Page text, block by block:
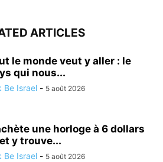
ARTICLES
le monde veut y aller : le
qui nous...
Be Israel - 5 août 2026
une horloge à 6 dollars
y trouve...
Be Israel - 5 août 2026